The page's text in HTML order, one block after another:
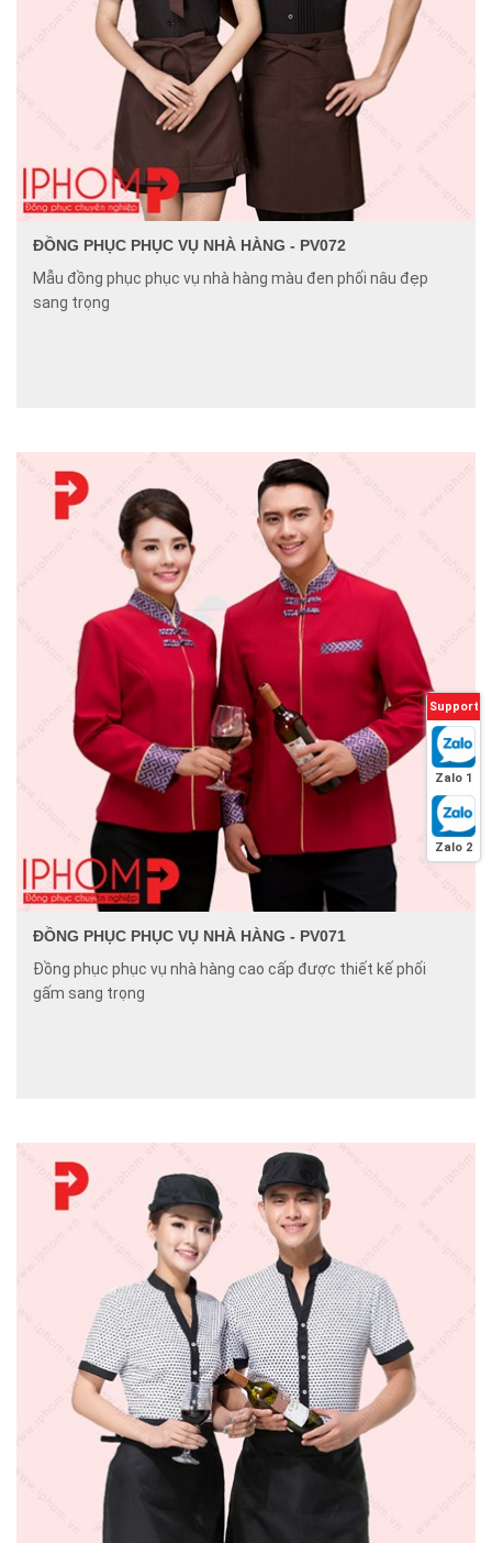
ĐỒNG PHỤC PHỤC VỤ NHÀ HÀNG - PV072
Mẫu đồng phục phục vụ nhà hàng màu đen phối nâu đẹp
sang trọng
ĐỒNG PHỤC PHỤC VỤ NHÀ HÀNG - PV071
Đồng phục phục vụ nhà hàng cao cấp được thiết kế phối
gấm sang trọng
Support
Zalo 1
Zalo 2